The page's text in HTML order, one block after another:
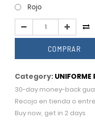
Rojo
COMPRAR
Category: UNIFORME
30-day money-back
Recojo en tienda o
Buy now, get in 2 days